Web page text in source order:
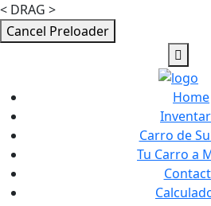
< DRAG >
Cancel Preloader
Home
Carro de
Tu Carro a